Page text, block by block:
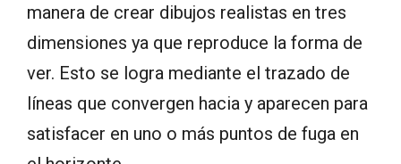
manera de crear dibujos realistas en tres
dimensiones ya que reproduce la forma de
ver. Esto se logra mediante el trazado de
líneas que convergen hacia y aparecen para
satisfacer en uno o más puntos de fuga en